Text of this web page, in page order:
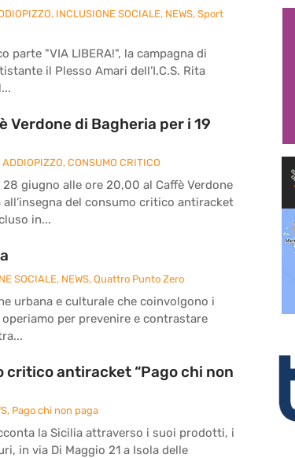
, INCLUSIONE SOCIALE, NEWS, Sport
parte "VIA LIBERA!", la campagna di
il Plesso Amari dell’I.C.S. Rita
Verdone di Bagheria per i 19
, CONSUMO CRITICO
giugno alle ore 20,00 al Caffè Verdone
del consumo critico antiracket
in...
SOCIALE, NEWS, Quattro Punto Zero
urbana e culturale che coinvolgono i
per prevenire e contrastare
critico antiracket “Pago chi non
, Pago chi non paga
la Sicilia attraverso i suoi prodotti, i
in via Di Maggio 21 a Isola delle